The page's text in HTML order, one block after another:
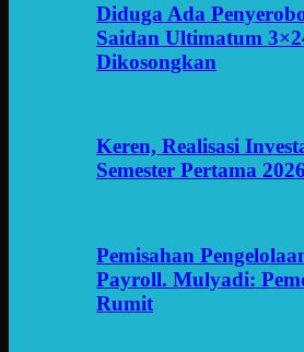
Diduga Ada
Saidan Ultimatum
Dikosongkan
Keren, Realisasi
Semester Pertama
Pemisahan
Payroll. Mulyadi:
Rumit